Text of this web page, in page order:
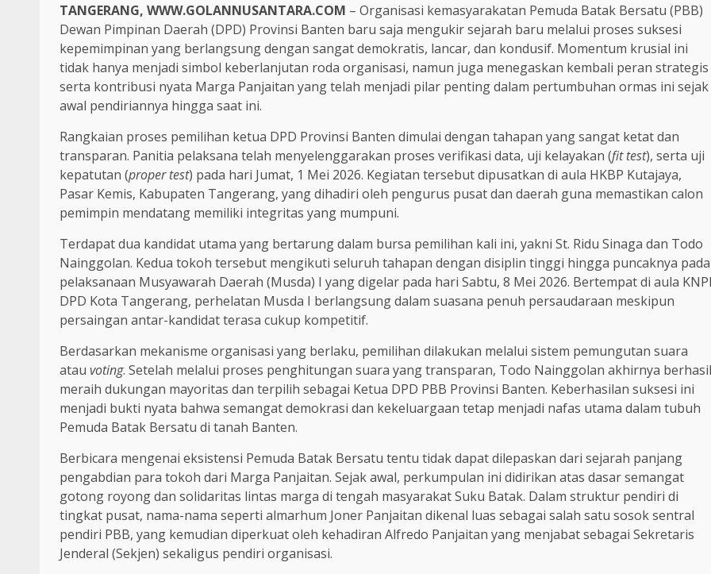
TANGERANG, WWW.GOLANNUSANTARA.COM – Organisasi kemasyarakatan Pemuda Batak Bersatu (PBB)
Dewan Pimpinan Daerah (DPD) Provinsi Banten baru saja mengukir sejarah baru melalui proses suksesi
kepemimpinan yang berlangsung dengan sangat demokratis, lancar, dan kondusif. Momentum krusial ini
tidak hanya menjadi simbol keberlanjutan roda organisasi, namun juga menegaskan kembali peran strategis
serta kontribusi nyata Marga Panjaitan yang telah menjadi pilar penting dalam pertumbuhan ormas ini sejak
awal pendiriannya hingga saat ini.
Rangkaian proses pemilihan ketua DPD Provinsi Banten dimulai dengan tahapan yang sangat ketat dan
transparan. Panitia pelaksana telah menyelenggarakan proses verifikasi data, uji kelayakan (fit test), serta uji
kepatutan (proper test) pada hari Jumat, 1 Mei 2026. Kegiatan tersebut dipusatkan di aula HKBP Kutajaya,
Pasar Kemis, Kabupaten Tangerang, yang dihadiri oleh pengurus pusat dan daerah guna memastikan calon
pemimpin mendatang memiliki integritas yang mumpuni.
Terdapat dua kandidat utama yang bertarung dalam bursa pemilihan kali ini, yakni St. Ridu Sinaga dan Todo
Nainggolan. Kedua tokoh tersebut mengikuti seluruh tahapan dengan disiplin tinggi hingga puncaknya pada
pelaksanaan Musyawarah Daerah (Musda) I yang digelar pada hari Sabtu, 8 Mei 2026. Bertempat di aula
DPD Kota Tangerang, perhelatan Musda I berlangsung dalam suasana penuh persaudaraan meskipun
persaingan antar-kandidat terasa cukup kompetitif.
Berdasarkan mekanisme organisasi yang berlaku, pemilihan dilakukan melalui sistem pemungutan suara
atau voting. Setelah melalui proses penghitungan suara yang transparan, Todo Nainggolan akhirnya berhasil
meraih dukungan mayoritas dan terpilih sebagai Ketua DPD PBB Provinsi Banten. Keberhasilan suksesi ini
menjadi bukti nyata bahwa semangat demokrasi dan kekeluargaan tetap menjadi nafas utama dalam tubuh
Pemuda Batak Bersatu di tanah Banten.
Berbicara mengenai eksistensi Pemuda Batak Bersatu tentu tidak dapat dilepaskan dari sejarah panjang
pengabdian para tokoh dari Marga Panjaitan. Sejak awal, perkumpulan ini didirikan atas dasar semangat
gotong royong dan solidaritas lintas marga di tengah masyarakat Suku Batak. Dalam struktur pendiri di
tingkat pusat, nama-nama seperti almarhum Joner Panjaitan dikenal luas sebagai salah satu sosok sentral
pendiri PBB, yang kemudian diperkuat oleh kehadiran Alfredo Panjaitan yang menjabat sebagai Sekretaris
Jenderal (Sekjen) sekaligus pendiri organisasi.